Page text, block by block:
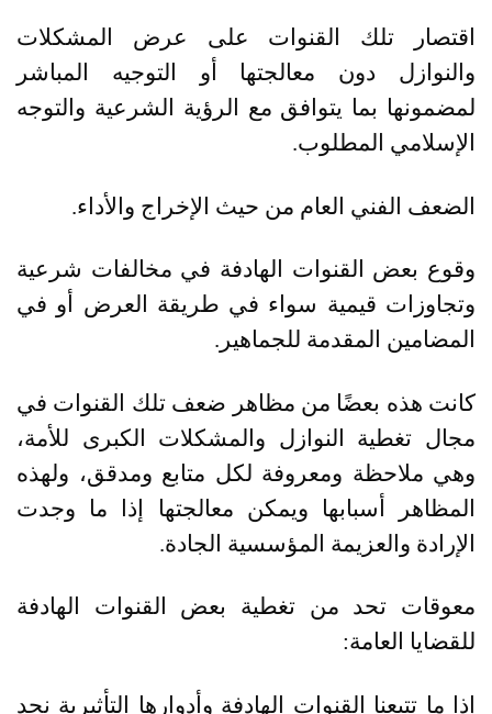
اقتصار تلك القنوات على عرض المشكلات
والنوازل دون معالجتها أو التوجيه المباشر
لمضمونها بما يتوافق مع الرؤية الشرعية والتوجه
الإسلامي المطلوب.
الضعف الفني العام من حيث الإخراج والأداء.
وقوع بعض القنوات الهادفة في مخالفات شرعية
وتجاوزات قيمية سواء في طريقة العرض أو في
المضامين المقدمة للجماهير .
كانت هذه بعضًا من مظاهر ضعف تلك القنوات في
مجال تغطية النوازل والمشكلات الكبرى للأمة،
وهي ملاحظة ومعروفة لكل متابع ومدقق، ولهذه
المظاهر أسبابها ويمكن معالجتها إذا ما وجدت
الإرادة والعزيمة المؤسسية الجادة.
معوقات تحد من تغطية بعض القنوات الهادفة
للقضايا العامة:
إذا ما تتبعنا القنوات الهادفة وأدوارها التأثيرية نجد